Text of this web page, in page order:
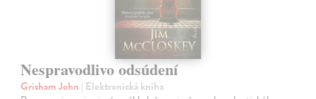
Nespravodlivo odsúdení
Grisham John | Elektronická kniha